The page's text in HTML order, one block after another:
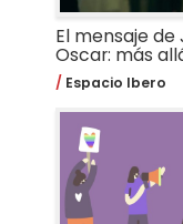
El mensaje
Oscar: más
Espacio Ibero